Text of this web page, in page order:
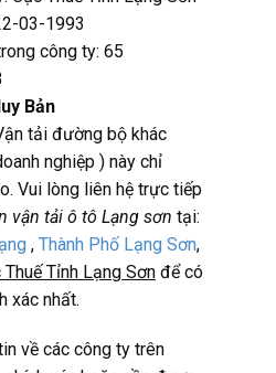
03-1993
công ty: 65
Bản
tải đường bộ khác
nghiệp ) này chỉ
Vui lòng liên hệ trực tiếp
vận tải ô tô Lạng sơn tại:
, Thành Phố Lạng Sơn,
Thuế Tỉnh Lạng Sơn để có
xác nhất.
về các công ty trên